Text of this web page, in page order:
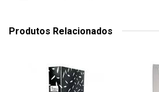
Produtos Relacionados